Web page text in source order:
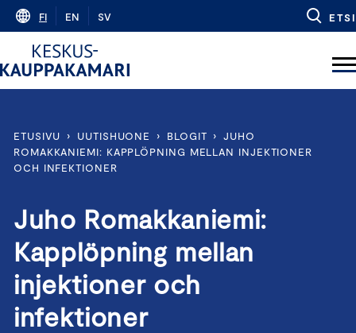
Skip
content
FI EN SV ETSI
ETUSIVU › UUTISHUONE › BLOGIT › JUHO
ROMAKKANIEMI: KAPPLÖPNING MELLAN INJEKTIONER
OCH INFEKTIONER
Juho Romakkaniemi:
Kapplöpning mellan
injektioner och
infektioner